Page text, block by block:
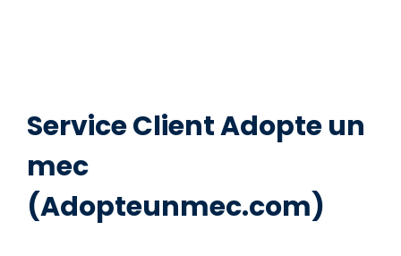
Service Client Adopte un
mec
(Adopteunmec.com)